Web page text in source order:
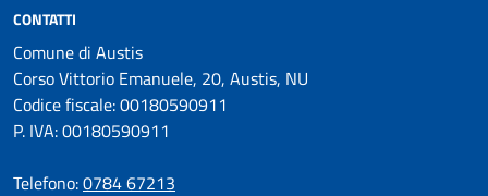
CONTATTI
Comune di Austis
Corso Vittorio Emanuele, 20, Austis, NU
Codice fiscale: 00180590911
P. IVA: 00180590911
Telefono:0784 67213